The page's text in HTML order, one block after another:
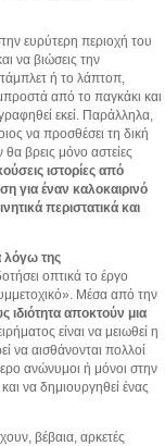
ευρύτερη περιοχή του
να βιώσεις την
ή το λάπτοπ,
από το παγκάκι και
εκεί. Παράλληλα,
να προσθέσει τη δική
βρεις μόνο αστείες
ιστορίες από
για έναν καλοκαιρινό
περιστατικά και
λόγω της
οπτικά το έργο
Μέσα από την
ιδιότητα αποκτούν μια
είναι να μειωθεί η
να αισθάνονται πολλοί
ανώνυμοι ή μόνοι στην
να δημιουργηθεί ένας
βέβαια, αρκετές